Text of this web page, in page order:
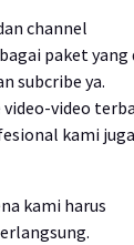
channel
paket yang
subcribe ya.
video
kami juga
kami harus